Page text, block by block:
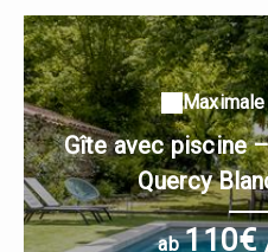
Gîte avec piscine
Quercy
ab110€